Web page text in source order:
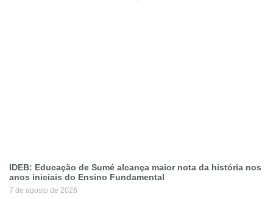
IDEB: Educação de Sumé alcança maior nota da história nos
anos iniciais do Ensino Fundamental
7 de agosto de 2026